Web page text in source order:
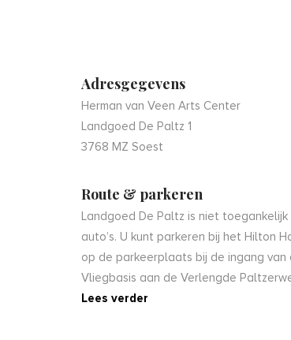
Adresgegevens
Herman van Veen Arts Center
Landgoed De Paltz 1
3768 MZ Soest
Route & parkeren
Landgoed De Paltz is niet toegankelijk
auto’s. U kunt parkeren bij het Hilton
op de parkeerplaats bij de ingang van
Vliegbasis aan de Verlengde
Lees verder